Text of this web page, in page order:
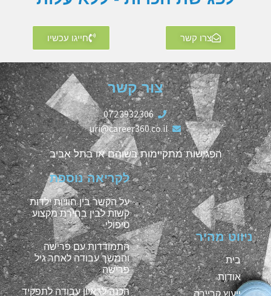
צרו קשר חייגו עכשיו
צור קשר
0723932306
uri@career360.co.il
הפגישות מתקיימות בשוהם או בתל אביב
ניווט מהיר
בית
אודות
ייעוץ קריירה
לקריאה נוספת
על הקשר בין חוויות ילדות
קשות לבין בחירת מקצוע
טיפולי
התמודדות עם פרישה
והמשך עבודה לאחר גיל
פרישה
הכנה לראיון עבודה לתפקיד